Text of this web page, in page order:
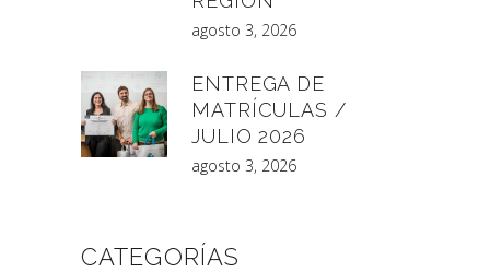
agosto 3, 2026
ENTREGA DE
MATRÍCULAS /
JULIO 2026
agosto 3, 2026
CATEGORÍAS